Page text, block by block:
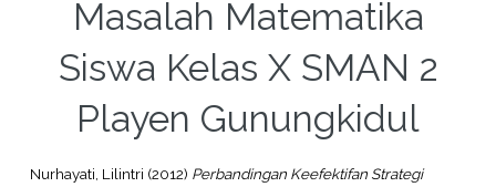
Masalah Matematika
Siswa Kelas X SMAN 2
Playen Gunungkidul
Nurhayati, Lilintri (2012) Perbandingan Keefektifan Strategi